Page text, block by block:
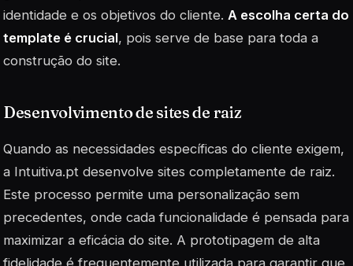
identidade e os objetivos do cliente. A escolha certa do
template é crucial, pois serve de base para toda a
construção do site.
Desenvolvimento de sites de raiz
Quando as necessidades específicas do cliente exigem,
a Intuitiva.pt desenvolve sites completamente de raiz.
Este processo permite uma personalização sem
precedentes, onde cada funcionalidade é pensada para
maximizar a eficácia do site. A prototipagem de alta
fidelidade é frequentemente utilizada para garantir que